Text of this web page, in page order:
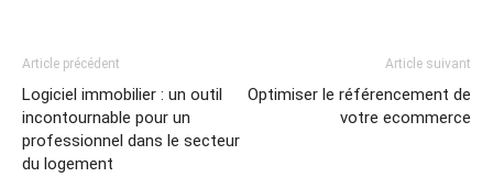
Article précédent
Logiciel immobilier : un outil
incontournable pour un
professionnel dans le secteur
du logement
Article suivant
Optimiser le référencement de
votre ecommerce